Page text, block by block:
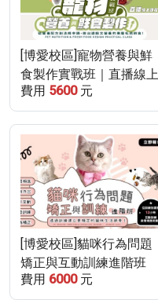
[博愛校區]寵物營養與鮮
食製作實戰班｜直播線上
課程(115/10/31-
115/11/7)
費用 5600 元
[博愛校區]貓咪行為問題
矯正與互動訓練進階班
(115/12/12-115/12/19)
費用 6000 元